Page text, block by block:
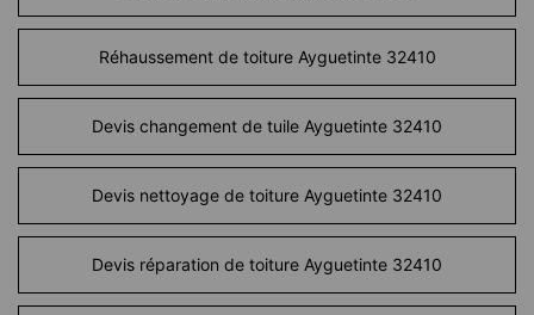
Réhaussement de toiture Ayguetinte 32410
Devis changement de tuile Ayguetinte 32410
Devis nettoyage de toiture Ayguetinte 32410
Devis réparation de toiture Ayguetinte 32410